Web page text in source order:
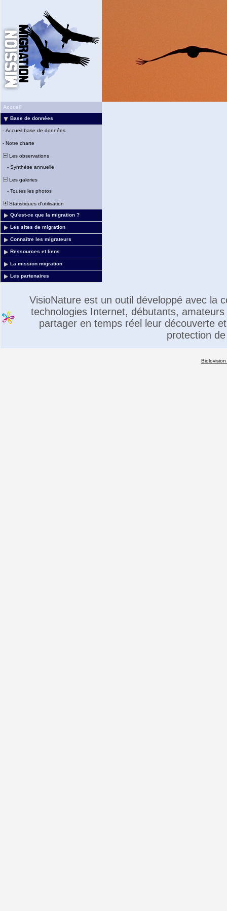
Accueil
Base de données
- Accueil base de données
- Notre charte
Les observations
- Synthèse annuelle
Les galeries
- Toutes les photos
Statistiques d'utilisation
Qu'est-ce que la migration ?
Les sites de migration
Connaître les migrateurs
Ressources et liens
La mission migration
Les partenaires
VisioNature est un outil développé avec la
technologies Internet, débutants,
partager en temps réel leur découverte
protection
Biolovision